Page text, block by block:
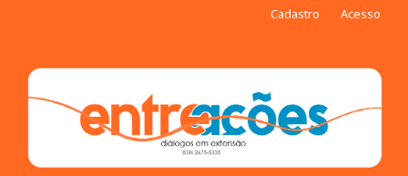
Cadastro Acesso